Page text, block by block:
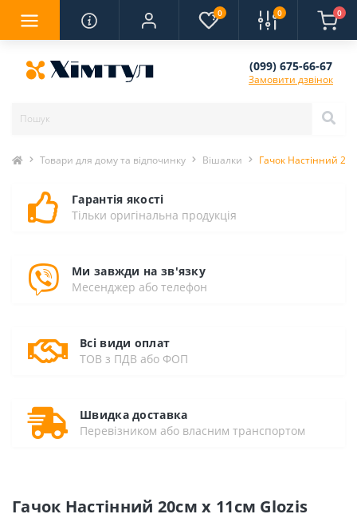
0 0 0
(099) 675-66-67
Замовити дзвінок
Товари для дому та відпочинку Вішалки Гачок Настінний
Гарантія якості
Тільки оригінальна продукція
Ми завжди на зв'язку
Месенджер або телефон
Всі види оплат
ТОВ з ПДВ або ФОП
Швидка доставка
Перевізником або власним транспортом
Гачок Настінний 20см х 11см Glozis